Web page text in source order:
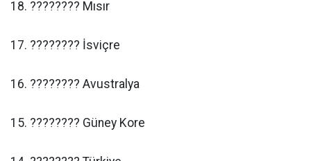
18. ???????? Mısır
17. ???????? İsviçre
16. ???????? Avustralya
15. ???????? Güney Kore